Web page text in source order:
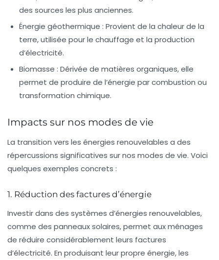
des sources les plus anciennes.
Énergie géothermique : Provient de la chaleur de la
terre, utilisée pour le chauffage et la production
d’électricité.
Biomasse : Dérivée de matières organiques, elle
permet de produire de l’énergie par combustion ou
transformation chimique.
Impacts sur nos modes de vie
La transition vers les énergies renouvelables a des
répercussions significatives sur nos modes de vie. Voici
quelques exemples concrets :
1. Réduction des factures d’énergie
Investir dans des systèmes d’énergies renouvelables,
comme des panneaux solaires, permet aux ménages
de réduire considérablement leurs factures
d’électricité. En produisant leur propre énergie, les